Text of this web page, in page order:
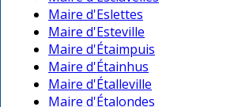
Maire d'Eslettes
Maire d'Esteville
Maire d'Étaimpuis
Maire d'Étainhus
Maire d'Étalleville
Maire d'Étalondes